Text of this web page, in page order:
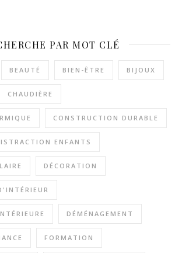
PAR MOT CLÉ
BEAUTÉ BIEN-ÊTRE BIJOUX
CHAUDIÈRE
CONSTRUCTION DURABLE
ENFANTS
DÉCORATION
DÉMÉNAGEMENT
FORMATION